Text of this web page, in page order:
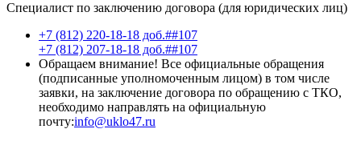
Специалист по заключению договора (для юридических лиц)
+7 (812) 220-18-18 доб.##107
+7 (812) 207-18-18 доб.##107
Обращаем внимание! Все официальные обращения
(подписанные уполномоченным лицом) в том числе
заявки, на заключение договора по обращению с ТКО,
необходимо направлять на официальную
почту:info@uklo47.ru